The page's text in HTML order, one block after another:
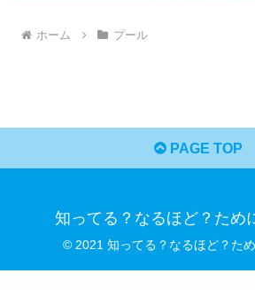
ホーム プール
PAGE TOP
知ってる？なるほど？ため
© 2021 知ってる？なるほど？ため